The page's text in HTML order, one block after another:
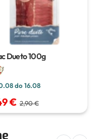
Dueto100g
do 16.08
€ 2,90 €